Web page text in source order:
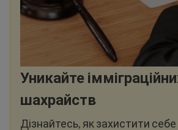
Уникайте
шахрайств
Дізнайтесь, як захистити себе